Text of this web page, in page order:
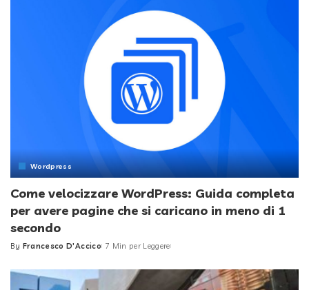
Wordpress
Come velocizzare WordPress: Guida completa
per avere pagine che si caricano in meno di 1
secondo
Posted
By Francesco D'Accico 7 Min per Leggere